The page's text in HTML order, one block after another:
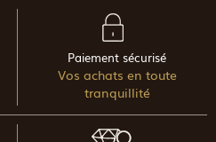
Paiement sécurisé
Vos achats en toute
tranquillité